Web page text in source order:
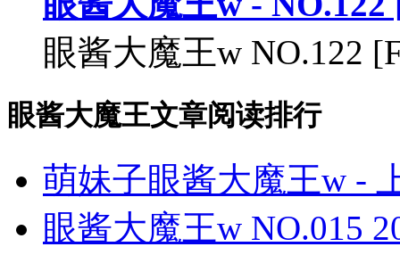
眼酱大魔王w NO.122
眼酱大魔王文章阅读排行
萌妹子眼酱大魔王w -
眼酱大魔王w NO.015